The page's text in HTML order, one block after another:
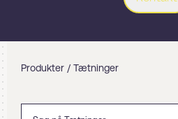
Produkter / Tætninger